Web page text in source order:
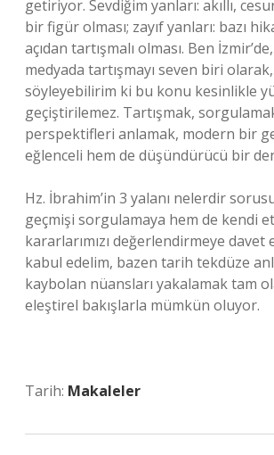
getiriyor. Sevdiğim yanları: akıllı,
bir figür olması; zayıf yanları: bazı
açıdan tartışmalı olması. Ben
medyada tartışmayı seven biri olarak,
söyleyebilirim ki bu konu kesinlikle
geçiştirilemez. Tartışmak,
perspektifleri anlamak, modern bir
eğlenceli hem de düşündürücü bir
Hz. İbrahim’in 3 yalanı nelerdir
geçmişi sorgulamaya hem de kendi
kararlarımızı değerlendirmeye davet
kabul edelim, bazen tarih tekdüze
kaybolan nüansları yakalamak tam
eleştirel bakışlarla mümkün oluyor.
Tarih: Makaleler